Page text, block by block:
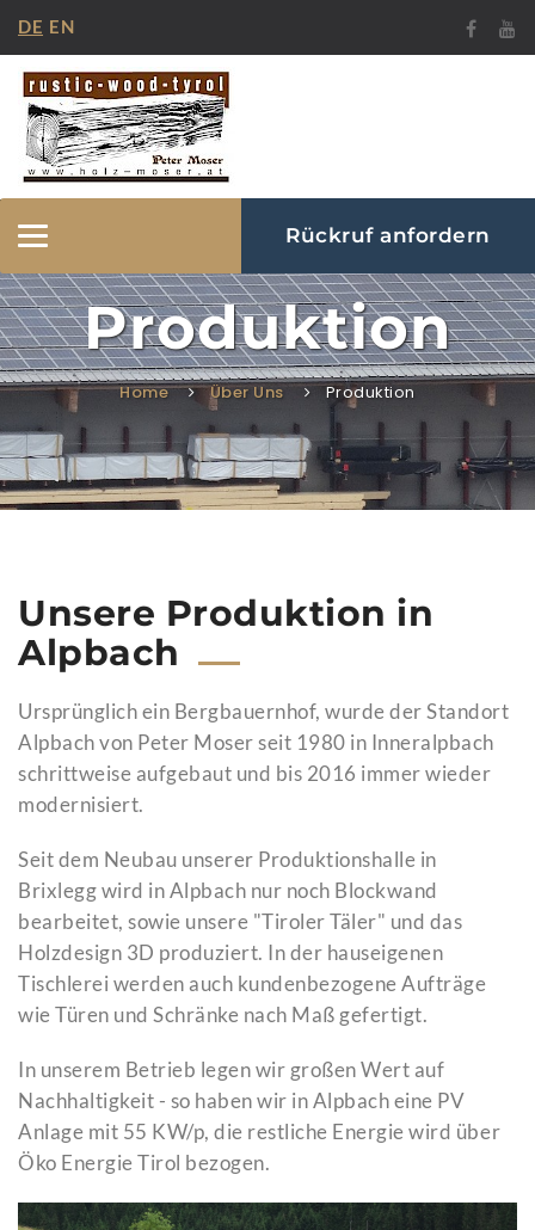
DE EN
Navigation
ein-/ausblenden
Rückruf anfordern
Produktion
Home Über Uns Produktion
Unsere Produktion in
Alpbach
Ursprünglich ein Bergbauernhof, wurde der Standort
Alpbach von Peter Moser seit 1980 in Inneralpbach
schrittweise aufgebaut und bis 2016 immer wieder
modernisiert.
Seit dem Neubau unserer Produktionshalle in
Brixlegg wird in Alpbach nur noch Blockwand
bearbeitet, sowie unsere "Tiroler Täler" und das
Holzdesign 3D produziert. In der hauseigenen
Tischlerei werden auch kundenbezogene Aufträge
wie Türen und Schränke nach Maß gefertigt.
In unserem Betrieb legen wir großen Wert auf
Nachhaltigkeit - so haben wir in Alpbach eine PV
Anlage mit 55 KW/p, die restliche Energie wird über
Öko Energie Tirol bezogen.